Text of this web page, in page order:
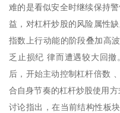
难的是看似安全时继续保持
益，对杠杆炒股的风险属性
指数上行动能的阶段叠加高
乏止损纪 律而遭遇较大回
后，开始主动控制杠杆倍数
合自身节奏的杠杆炒股使用方
讨论指出，在当前结构性板